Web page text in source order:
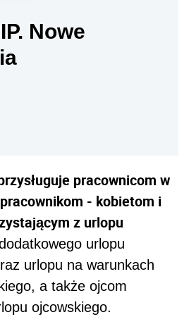
Nowe
pracownicom w
- kobietom i
z urlopu
urlopu
urlopu na warunkach
a także ojcom
ojcowskiego.